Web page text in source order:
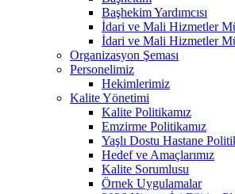
Başhekim Yardımcısı
İdari ve Mali Hizmetler
İdari ve Mali Hizmetler
Organizasyon Şeması
Personelimiz
Hekimlerimiz
Kalite Yönetimi
Kalite Politikamız
Emzirme Politikamız
Yaşlı Dostu Hastane
Hedef ve Amaçlarımız
Kalite Sorumlusu
Örnek Uygulamalar